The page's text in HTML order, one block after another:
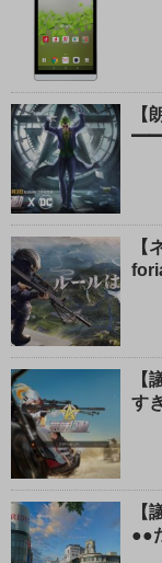
【
【
【
す
【
●●